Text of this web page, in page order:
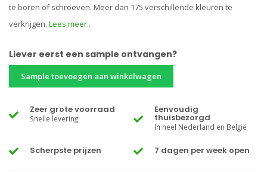
te boren of schroeven. Meer dan 175 verschillende kleuren te
verkrijgen. Lees meer..
Liever eerst een sample ontvangen?
Sample toevoegen aan winkelwagen
Zeer grote voorraad
Snelle levering
Eenvoudig
thuisbezorgd
In heel Nederland en België
Scherpste prijzen 7 dagen per week open